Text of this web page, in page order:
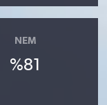
NEM
%81